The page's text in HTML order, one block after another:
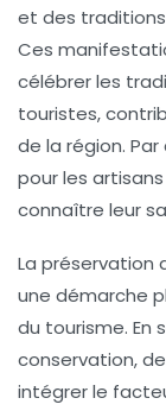
et des
Ces
célébrer les
touristes,
de la région.
pour les
connaître leur
La préservation
une démarche
du tourisme. En
conservation,
intégrer le